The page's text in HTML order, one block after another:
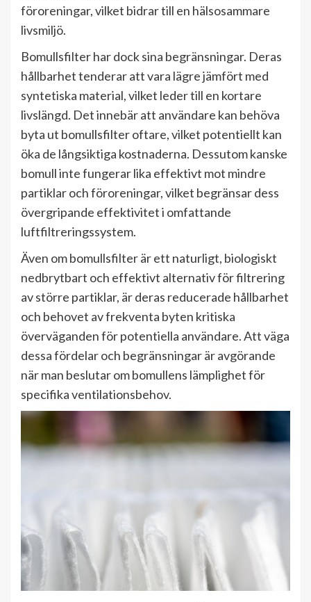
föroreningar, vilket bidrar till en hälsosammare
livsmiljö.
Bomullsfilter har dock sina begränsningar. Deras
hållbarhet tenderar att vara lägre jämfört med
syntetiska material, vilket leder till en kortare
livslängd. Det innebär att användare kan behöva
byta ut bomullsfilter oftare, vilket potentiellt kan
öka de långsiktiga kostnaderna. Dessutom kanske
bomull inte fungerar lika effektivt mot mindre
partiklar och föroreningar, vilket begränsar dess
övergripande effektivitet i omfattande
luftfiltreringssystem.
Även om bomullsfilter är ett naturligt, biologiskt
nedbrytbart och effektivt alternativ för filtrering
av större partiklar, är deras reducerade hållbarhet
och behovet av frekventa byten kritiska
överväganden för potentiella användare. Att väga
dessa fördelar och begränsningar är avgörande
när man beslutar om bomullens lämplighet för
specifika ventilationsbehov.